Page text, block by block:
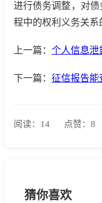
进行债务调整，对
程中的权利义务关系
上一篇： 个人信息泄
下一篇： 征信报告能
阅读：14 点赞：8
猜你喜欢